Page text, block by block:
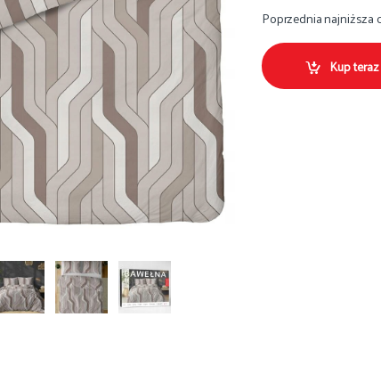
Poprzednia najniższa
Kup teraz